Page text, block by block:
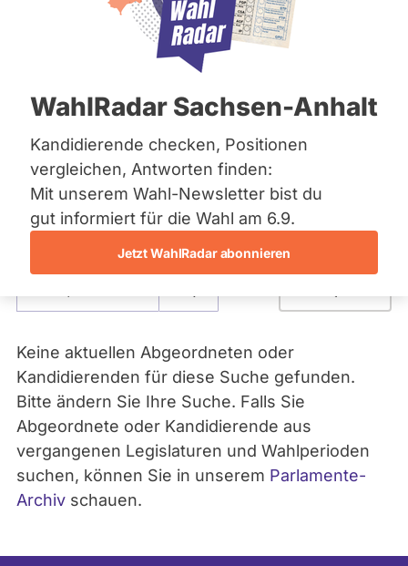
Bremen
Hamburg
Mecklenburg-Vorpommern
Nordrhein-Westfalen
Saarland
Sachsen
Sachsen-Anhalt
Sachsen-Anhalt
Schleswig-Holstein
Thüringen
Archiv
Über uns
Spenden
WahlRadar Sachsen-Anhalt
Kandidierende checken, Positionen
vergleichen, Antworten finden:
Mit unserem Wahl-Newsletter bist du
gut informiert für die Wahl am 6.9.
Jetzt WahlRadar abonnieren
Kandidierenden
Bei abgeordnetenwatch können Sie
Abgeordnete und bei Wahlen auch
den Profilen finden Sie außerdem
Informationen zum Abstimmungsverhalten,
Ausschussmitgliedschaften und
Nebentätigkeiten.
Suche
Parlament
- Alle -
Partei
- Alle -
Keine aktuellen Abgeordneten oder
Kandidierenden für diese Suche gefunden.
Bitte ändern Sie Ihre Suche. Falls Sie
Abgeordnete oder Kandidierende aus
vergangenen Legislaturen und Wahlperioden
suchen, können Sie in unserem Parlamente-
Archiv schauen.